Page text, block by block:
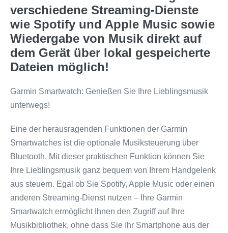
verschiedene Streaming-Dienste
wie Spotify und Apple Music sowie
Wiedergabe von Musik direkt auf
dem Gerät über lokal gespeicherte
Dateien möglich!
Garmin Smartwatch: Genießen Sie Ihre Lieblingsmusik
unterwegs!
Eine der herausragenden Funktionen der Garmin
Smartwatches ist die optionale Musiksteuerung über
Bluetooth. Mit dieser praktischen Funktion können Sie
Ihre Lieblingsmusik ganz bequem von Ihrem Handgelenk
aus steuern. Egal ob Sie Spotify, Apple Music oder einen
anderen Streaming-Dienst nutzen – Ihre Garmin
Smartwatch ermöglicht Ihnen den Zugriff auf Ihre
Musikbibliothek, ohne dass Sie Ihr Smartphone aus der